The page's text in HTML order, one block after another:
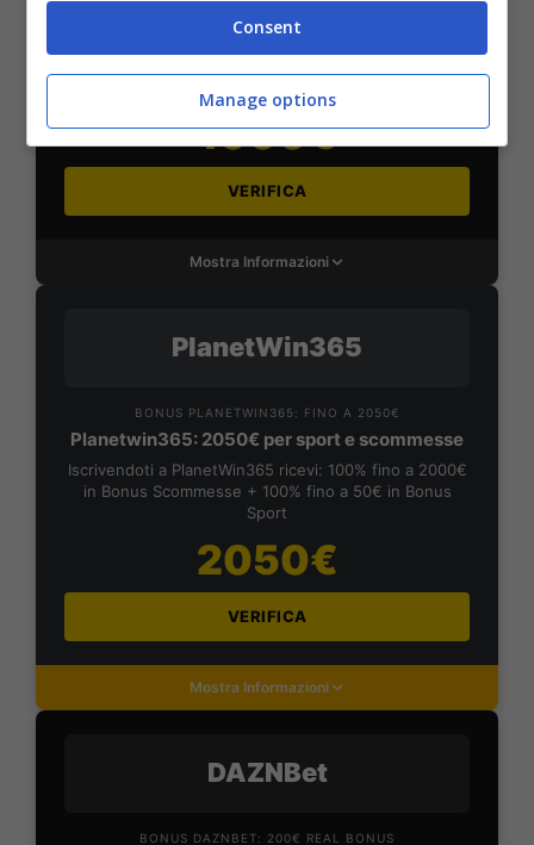
Bonus Benvenuto Sport: fino a 1.000€
1000€
VERIFICA
Mostra Informazioni
PlanetWin365
BONUS PLANETWIN365: FINO A 2050€
Planetwin365: 2050€ per sport e scommesse
Iscrivendoti a PlanetWin365 ricevi: 100% fino a 2000€
in Bonus Scommesse + 100% fino a 50€ in Bonus
Sport
2050€
VERIFICA
Mostra Informazioni
DAZNBet
BONUS DAZNBET: 200€ REAL BONUS
Consent
Manage options